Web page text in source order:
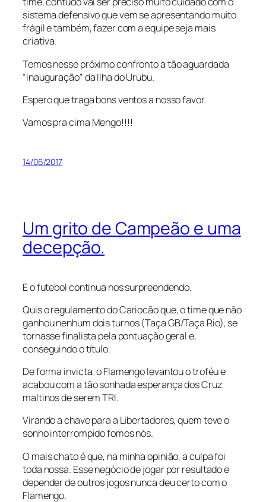
sistema defensivo que vem se apresentando muito
frágil e também, fazer com a equipe seja mais
criativa.
Temos nesse próximo confronto a tão aguardada
“inauguração” da Ilha do Urubu.
Espero que traga bons ventos a nosso favor.
Vamos pra cima Mengo!!!!
14/06/2017
Um grito de Campeão e uma
decepção.
E o futebol continua nos surpreendendo.
Quis o regulamento do Cariocão que, o time que não
ganhou nenhum dois turnos (Taça GB/Taça Rio), se
tornasse finalista pela pontuação geral e,
conseguindo o título.
De forma invicta, o Flamengo levantou o troféu e
acabou com a tão sonhada esperança dos Cruz
maltinos de serem TRI.
Virando a chave para a Libertadores, quem teve o
sonho interrompido fomos nós.
O mais chato é que, na minha opinião, a culpa foi
toda nossa. Esse negócio de jogar por resultado e
depender de outros jogos nunca deu certo com o
Flamengo.